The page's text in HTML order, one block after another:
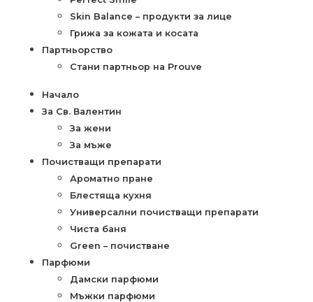
Skin Balance – продукти за лице
Грижа за кожата и косата
Партньорство
Стани партньор на Prouve
Начало
За Св. Валентин
За жени
За мъже
Почистващи препарати
Ароматно пране
Блестяща кухня
Универсални почистващи препарати
Чиста баня
Green – почистване
Парфюми
Дамски парфюми
Мъжки парфюми